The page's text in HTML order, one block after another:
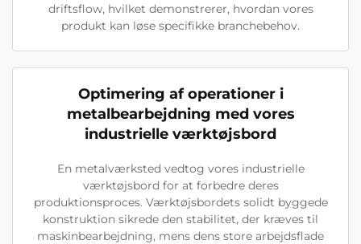
driftsflow, hvilket demonstrerer, hvordan vores
produkt kan løse specifikke branchebehov.
Optimering af operationer i
metalbearbejdning med vores
industrielle værktøjsbord
En metalværksted vedtog vores industrielle
værktøjsbord for at forbedre deres
produktionsproces. Værktøjsbordets solidt byggede
konstruktion sikrede den stabilitet, der kræves til
maskinbearbejdning, mens dens store arbejdsflade